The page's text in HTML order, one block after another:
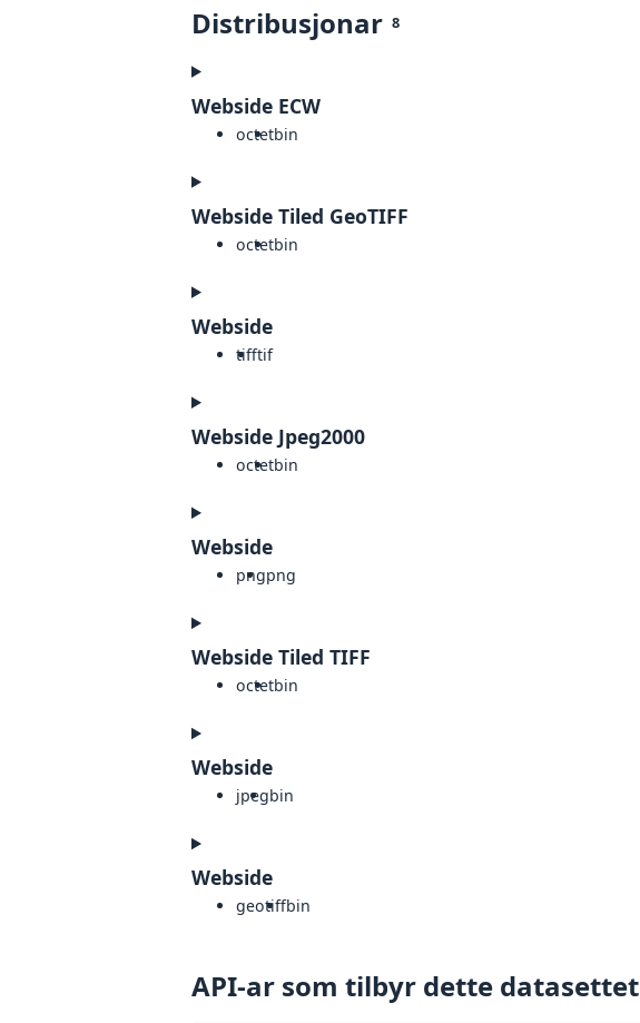
Distribusjonar 8
Webside ECW
octetbin
Webside Tiled GeoTIFF
octetbin
Webside
tifftif
Webside Jpeg2000
octetbin
Webside
pngpng
Webside Tiled TIFF
octetbin
Webside
jpegbin
Webside
geotiffbin
API-ar som tilbyr dette datasettet